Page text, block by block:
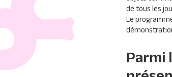
de tous les
Le